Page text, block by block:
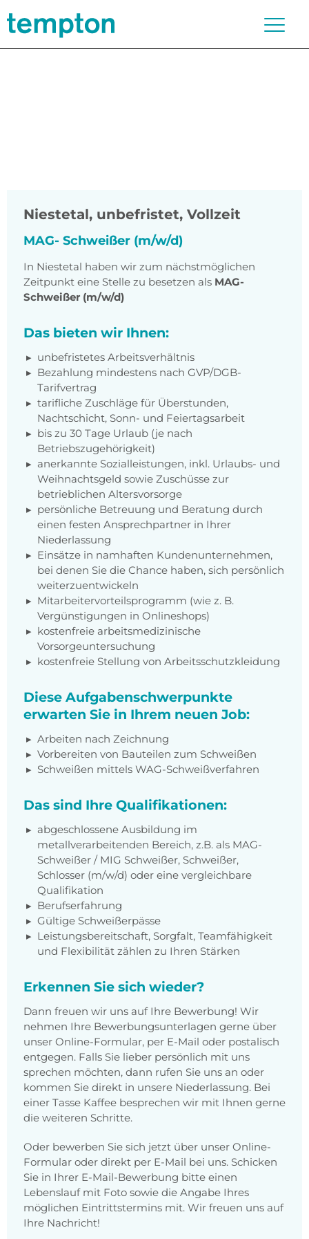
Niestetal, unbefristet, Vollzeit
MAG- Schweißer (m/w/d)
In Niestetal haben wir zum nächstmöglichen
Zeitpunkt eine Stelle zu besetzen als MAG-
Schweißer (m/w/d)
Das bieten wir Ihnen:
unbefristetes Arbeitsverhältnis
Bezahlung mindestens nach GVP/DGB-
Tarifvertrag
tarifliche Zuschläge für Überstunden,
Nachtschicht, Sonn- und Feiertagsarbeit
bis zu 30 Tage Urlaub (je nach
Betriebszugehörigkeit)
anerkannte Sozialleistungen, inkl. Urlaubs- und
Weihnachtsgeld sowie Zuschüsse zur
betrieblichen Altersvorsorge
persönliche Betreuung und Beratung durch
einen festen Ansprechpartner in Ihrer
Niederlassung
Einsätze in namhaften Kundenunternehmen,
bei denen Sie die Chance haben, sich persönlich
weiterzuentwickeln
Mitarbeitervorteilsprogramm (wie z. B.
Vergünstigungen in Onlineshops)
kostenfreie arbeitsmedizinische
Vorsorgeuntersuchung
kostenfreie Stellung von Arbeitsschutzkleidung
Diese Aufgabenschwerpunkte
erwarten Sie in Ihrem neuen Job:
Arbeiten nach Zeichnung
Vorbereiten von Bauteilen zum Schweißen
Schweißen mittels WAG-Schweißverfahren
Das sind Ihre Qualifikationen:
abgeschlossene Ausbildung im
metallverarbeitenden Bereich, z.B. als MAG-
Schweißer / MIG Schweißer, Schweißer,
Schlosser (m/w/d) oder eine vergleichbare
Qualifikation
Berufserfahrung
Gültige Schweißerpässe
Leistungsbereitschaft, Sorgfalt, Teamfähigkeit
und Flexibilität zählen zu Ihren Stärken
Erkennen Sie sich wieder?
Dann freuen wir uns auf Ihre Bewerbung! Wir
nehmen Ihre Bewerbungsunterlagen gerne über
unser Online-Formular, per E-Mail oder postalisch
entgegen. Falls Sie lieber persönlich mit uns
sprechen möchten, dann rufen Sie uns an oder
kommen Sie direkt in unsere Niederlassung. Bei
einer Tasse Kaffee besprechen wir mit Ihnen gerne
die weiteren Schritte.
Oder bewerben Sie sich jetzt über unser Online-
Formular oder direkt per E-Mail bei uns. Schicken
Sie in Ihrer E-Mail-Bewerbung bitte einen
Lebenslauf mit Foto sowie die Angabe Ihres
möglichen Eintrittstermins mit. Wir freuen uns auf
Ihre Nachricht!